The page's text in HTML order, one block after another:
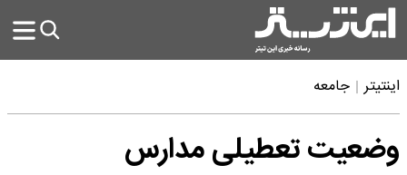
اینتیتر جامعه
وضعیت تعطیلی مدارس